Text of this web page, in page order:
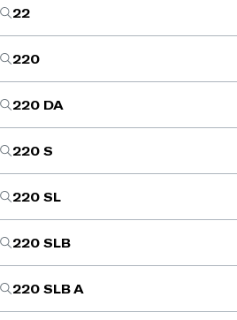
22
220
220 DA
220 S
220 SL
220 SLB
220 SLB A